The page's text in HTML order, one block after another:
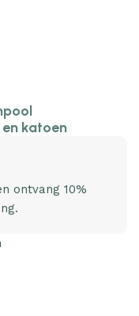
katoen
ontvang 10%